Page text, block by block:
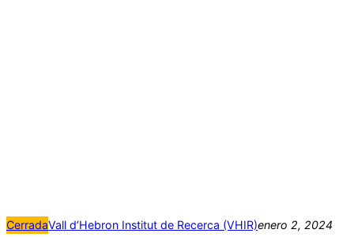
CerradaVall d’Hebron Institut de Recerca (VHIR)enero 2, 2024